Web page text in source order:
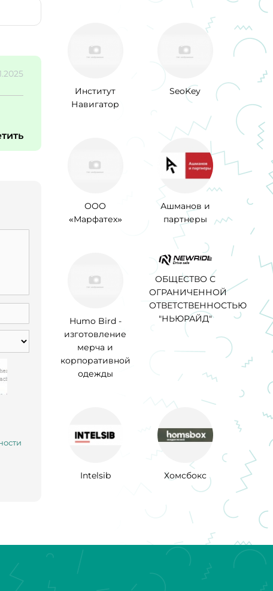
Институт
Навигатор
SeoKey
ООО
«Марфатех»
Ашманов и
партнеры
Humo Bird -
изготовление
мерча и
корпоративной
одежды
ОБЩЕСТВО С
ОГРАНИЧЕННОЙ
ОТВЕТСТВЕННОСТЬЮ
"НЬЮРАЙД"
Intelsib Хомсбокс